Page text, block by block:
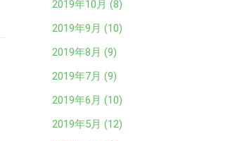
2019年10月 (8)
2019年9月 (10)
2019年8月 (9)
2019年7月 (9)
2019年6月 (10)
2019年5月 (12)